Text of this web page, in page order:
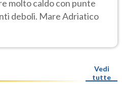
molto caldo con punte
deboli. Mare Adriatico
Vedi
tutte